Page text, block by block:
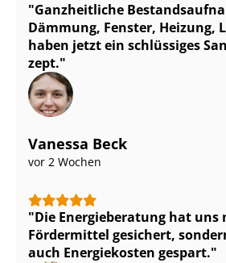
Ganzheitliche
Dämmung, Fenster, Heizung,
haben jetzt ein schlüssiges
zept.
Vanessa Beck
vor 2 Wochen
Die Energieberatung hat
Fördermittel gesichert,
auch Energiekosten gespart.